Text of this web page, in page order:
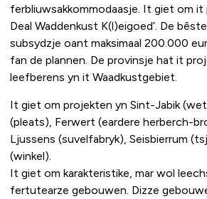
ferbliuwsakkommodaasje. It giet om it
Deal Waddenkust K(l)eigoed’. De
subsydzje oant maksimaal 200.000
fan de plannen. De provinsje hat it
leefberens yn it Waadkustgebiet.
It giet om projekten yn Sint-Jabik
(pleats), Ferwert (eardere herberch-
Ljussens (suvelfabryk), Seisbierrum
(winkel).
It giet om karakteristike, mar wol
fertutearze gebouwen. Dizze